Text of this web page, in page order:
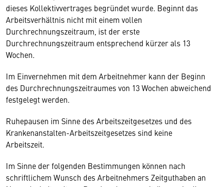
dieses Kollektivvertrages begründet wurde. Beginnt das
Arbeitsverhältnis nicht mit einem vollen
Durchrechnungszeitraum, ist der erste
Durchrechnungszeitraum entsprechend kürzer als 13
Wochen.
Im Einvernehmen mit dem Arbeitnehmer kann der Beginn
des Durchrechnungszeitraumes von 13 Wochen abweichend
festgelegt werden.
Ruhepausen im Sinne des Arbeitszeitgesetzes und des
Krankenanstalten-Arbeitszeitgesetzes sind keine
Arbeitszeit.
Im Sinne der folgenden Bestimmungen können nach
schriftlichem Wunsch des Arbeitnehmers Zeitguthaben an